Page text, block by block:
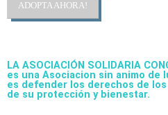
ADOPTA AHORA!
LA ASOCIACIÓN SOLIDARIA
es una Asociacion sin animo de
es defender los derechos de
de su protección y bienestar.